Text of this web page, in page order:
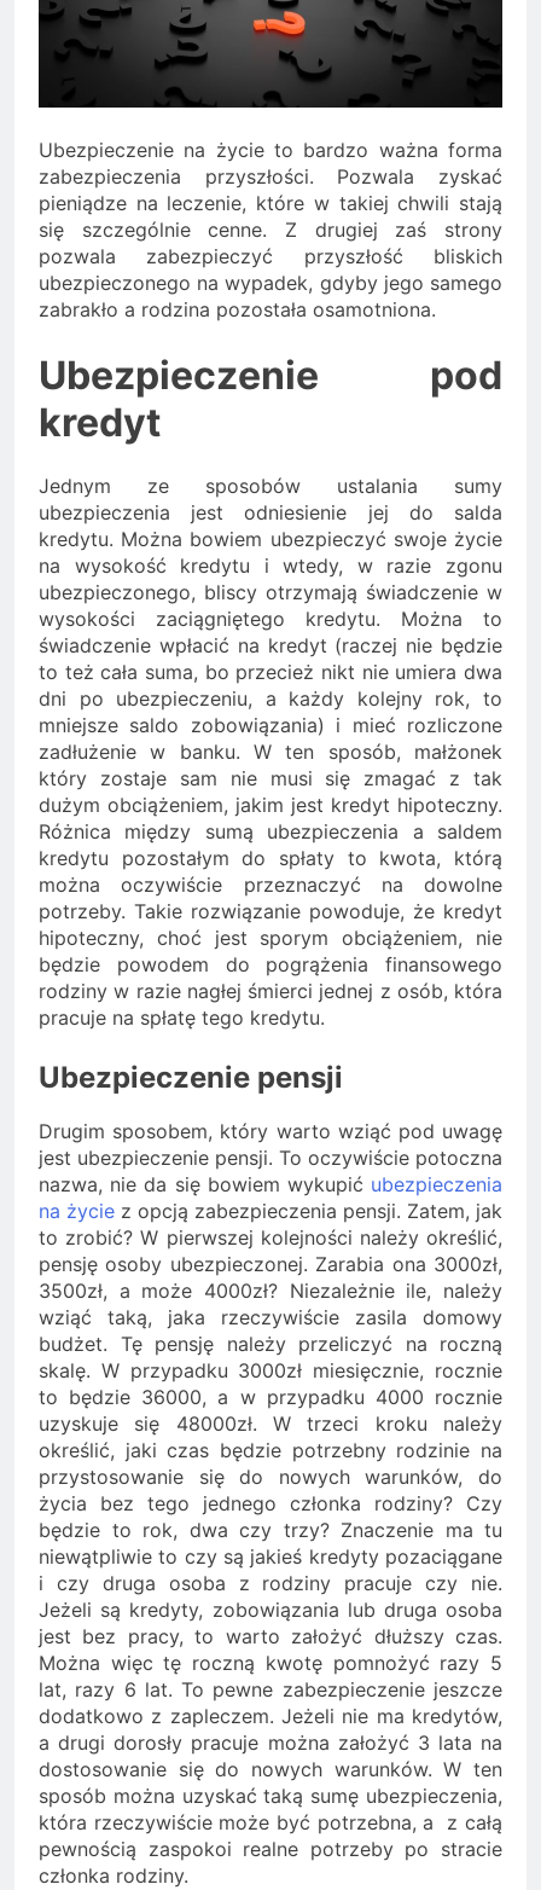
Minolta – kiedy wybrać
kolorowe, a kiedy czarno-
białe?
2 Lata Ago
Na czym polega
rozliczanie podatku?
Ubezpieczenie na życie to bardzo ważna forma
zabezpieczenia przyszłości. Pozwala zyskać
pieniądze na leczenie, które w takiej chwili stają
się szczególnie cenne. Z drugiej zaś strony
pozwala zabezpieczyć przyszłość bliskich
ubezpieczonego na wypadek, gdyby jego samego
zabrakło a rodzina pozostała osamotniona.
Ubezpieczenie pod
kredyt
Jednym ze sposobów ustalania sumy
ubezpieczenia jest odniesienie jej do salda
kredytu. Można bowiem ubezpieczyć swoje życie
na wysokość kredytu i wtedy, w razie zgonu
ubezpieczonego, bliscy otrzymają świadczenie w
wysokości zaciągniętego kredytu. Można to
świadczenie wpłacić na kredyt (raczej nie będzie
to też cała suma, bo przecież nikt nie umiera dwa
dni po ubezpieczeniu, a każdy kolejny rok, to
mniejsze saldo zobowiązania) i mieć rozliczone
zadłużenie w banku. W ten sposób, małżonek
który zostaje sam nie musi się zmagać z tak
dużym obciążeniem, jakim jest kredyt hipoteczny.
Różnica między sumą ubezpieczenia a saldem
kredytu pozostałym do spłaty to kwota, którą
można oczywiście przeznaczyć na dowolne
potrzeby. Takie rozwiązanie powoduje, że kredyt
hipoteczny, choć jest sporym obciążeniem, nie
będzie powodem do pogrążenia finansowego
rodziny w razie nagłej śmierci jednej z osób, która
pracuje na spłatę tego kredytu.
Ubezpieczenie pensji
Drugim sposobem, który warto wziąć pod uwagę
jest ubezpieczenie pensji. To oczywiście potoczna
nazwa, nie da się bowiem wykupić ubezpieczenia
na życie z opcją zabezpieczenia pensji. Zatem, jak
to zrobić? W pierwszej kolejności należy określić,
pensję osoby ubezpieczonej. Zarabia ona 3000zł,
3500zł, a może 4000zł? Niezależnie ile, należy
wziąć taką, jaka rzeczywiście zasila domowy
budżet. Tę pensję należy przeliczyć na roczną
skalę. W przypadku 3000zł miesięcznie, rocznie
to będzie 36000, a w przypadku 4000 rocznie
uzyskuje się 48000zł. W trzeci kroku należy
określić, jaki czas będzie potrzebny rodzinie na
przystosowanie się do nowych warunków, do
życia bez tego jednego członka rodziny? Czy
będzie to rok, dwa czy trzy? Znaczenie ma tu
niewątpliwie to czy są jakieś kredyty pozaciągane
i czy druga osoba z rodziny pracuje czy nie.
Jeżeli są kredyty, zobowiązania lub druga osoba
jest bez pracy, to warto założyć dłuższy czas.
Można więc tę roczną kwotę pomnożyć razy 5
lat, razy 6 lat. To pewne zabezpieczenie jeszcze
dodatkowo z zapleczem. Jeżeli nie ma kredytów,
a drugi dorosły pracuje można założyć 3 lata na
dostosowanie się do nowych warunków. W ten
sposób można uzyskać taką sumę ubezpieczenia,
która rzeczywiście może być potrzebna, a z całą
pewnością zaspokoi realne potrzeby po stracie
członka rodziny.